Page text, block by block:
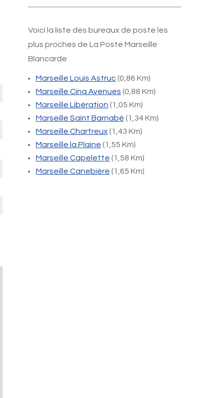
Voici la liste des bureaux de poste les
plus proches de La Poste Marseille
Blancarde
Marseille Louis Astruc(0,86 Km)
Marseille Cinq Avenues (0,88 Km)
Marseille Libération (1,05 Km)
Marseille Saint Barnabé (1,34 Km)
Marseille Chartreux(1,43 Km)
Marseille la Plaine (1,55 Km)
Marseille Capelette (1,58 Km)
Marseille Canebière (1,65 Km)